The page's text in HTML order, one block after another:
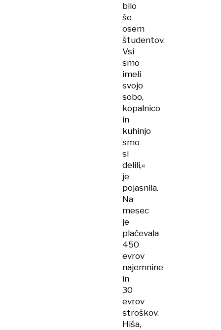
bilo
še
osem
študentov.
Vsi
smo
imeli
svojo
sobo,
kopalnico
in
kuhinjo
smo
si
delili,«
je
pojasnila.
Na
mesec
je
plačevala
450
evrov
najemnine
in
30
evrov
stroškov.
Hiša,